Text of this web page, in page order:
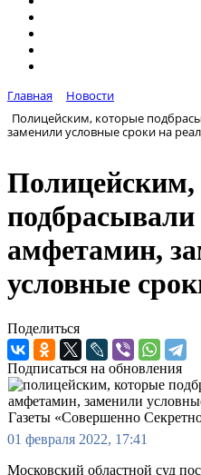
Главная
Новости
Полицейским, которые
заменили условные сроки на
амфетамин,
условные
Поделиться
Подписаться на обновления
01 февраля 2022, 17:41
Московский областной суд